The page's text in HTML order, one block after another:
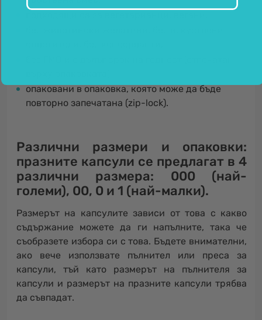
опаковани в опаковка, която може да бъде
повторно запечатана (zip-lock).
Различни размери и опаковки:
празните капсули се предлагат в 4
различни размера: 000 (най-
големи), 00, 0 и 1 (най-малки).
Размерът на капсулите зависи от това с какво
съдържание можете да ги напълните, така че
съобразете избора си с това. Бъдете внимателни,
ако вече използвате пълнител или преса за
капсули, тъй като размерът на пълнителя за
капсули и размерът на празните капсули трябва
да съвпадат.